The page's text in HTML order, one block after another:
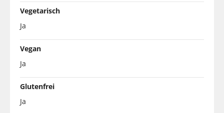
Vegetarisch
Ja
Vegan
Ja
Glutenfrei
Ja